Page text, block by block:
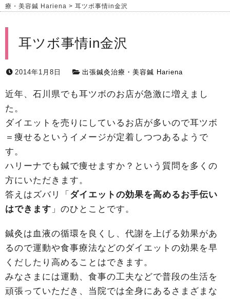
療・美容鍼 Hariena > 耳ツボ事情in金沢
耳ツボ事情in金沢
2014年1月8日 出張鍼灸治療・美容鍼 Hariena
近年、石川県でも耳ツボのお店が急激に増えまし
た。
ダイエットを売りにしているお店が多いので耳ツボ
＝痩せるというイメージが定着しつつあるようで
す。
ハリーナでも鍼で痩せますか？という質問を多くの
方にいただきます。
答えはズバリ「 ダイエットの効果を高めるお手伝い
はできます 」のひとことです。
鍼灸は血液の循環を良くし、代謝を上げる効果があ
るので運動や食事療法などのダイエットの効果を早
くだしたり高めることはできます。
みなさまには運動、食事の工夫などで普段の生活を
頑張っていただき、当院では全身にあるさまざまな